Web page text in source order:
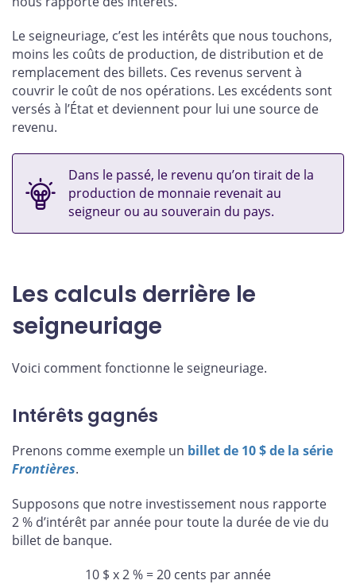
Le seigneuriage, c’est les intérêts que nous touchons,
moins les coûts de production, de distribution et de
remplacement des billets. Ces revenus servent à
couvrir le coût de nos opérations. Les excédents sont
versés à l’État et deviennent pour lui une source de
revenu.
Dans le passé, le revenu qu’on tirait de la
production de monnaie revenait au
seigneur ou au souverain du pays.
Les calculs derrière le
seigneuriage
Voici comment fonctionne le seigneuriage.
Intérêts gagnés
Prenons comme exemple un billet de 10 $ de la série
Frontières.
Supposons que notre investissement nous rapporte
2 % d’intérêt par année pour toute la durée de vie du
billet de banque.
10 $ x 2 % = 20 cents par année